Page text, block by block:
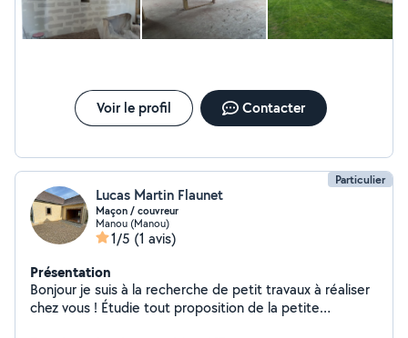
proposer de nous rembourser, ni de trouver une solution pour
le saccage qu’il a fait !
Voir le profil Contacter
Particulier
Lucas Martin Flaunet
Maçon / couvreur
Manou (Manou)
1/5 (1 avis)
Présentation
Bonjour je suis à la recherche de petit travaux à réaliser
chez vous ! Étudie tout proposition de la petite